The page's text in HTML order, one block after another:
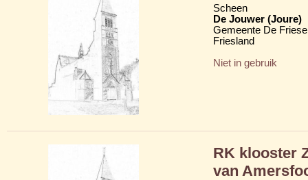
Scheen
De Jouwer (Joure)
Gemeente De
Friesland
Niet in gebruik
RK klooster
van